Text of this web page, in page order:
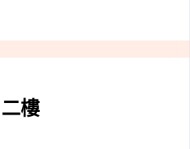
樓